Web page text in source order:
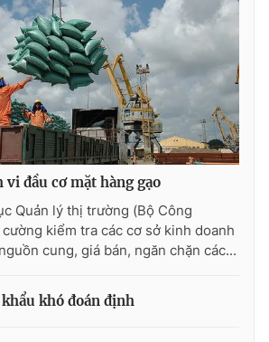
vi đầu cơ mặt hàng gạo
Quản lý thị trường (Bộ Công
kiểm tra các cơ sở kinh doanh
cung, giá bán, ngăn chặn các...
khó đoán định